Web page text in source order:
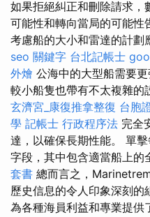
如果拒絕糾正和刪除請求，
可能性和轉向當局的可能
考慮船的大小和雷達的計劃
seo 關鍵字 台北記帳士
外燴 公海中的大型船需要
較小船隻也帶有不太複雜的
玄濟宮_康復推拿整復 台胞
學 記帳士 行政程序法 完全
達，以確保長期性能。 單
字段，其中包含適當船上的
套書 總而言之，
歷史信息的令人印象深刻的
為各種海員利益和專業提供